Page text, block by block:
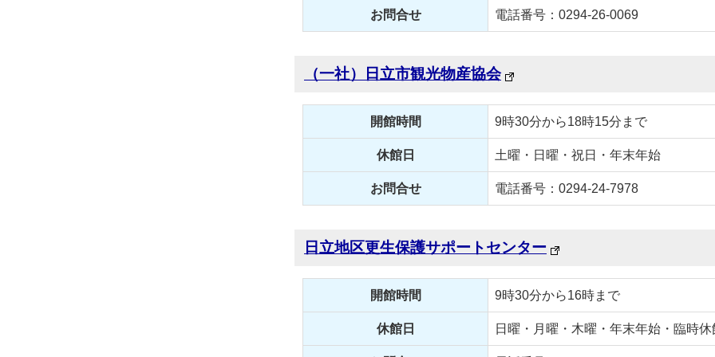
お問合せ 電話番号：0294-26-0069
（一社）日立市観光物産協会
開館時間 9時30分から18時15分まで
休館日 土曜・日曜・祝日・年末年始
お問合せ 電話番号：0294-24-7978
日立地区更生保護サポートセンター
開館時間 9時30分から16時まで
休館日 日曜・月曜・木曜・年末年始・臨時